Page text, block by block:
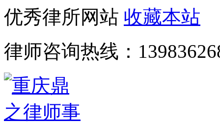
优秀律所网站 收藏本站
律师咨询热线：